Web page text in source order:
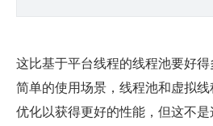
这比基于平台线程的线程池要好
简单的使用场景，线程池和虚拟
优化以获得更好的性能，但这不是